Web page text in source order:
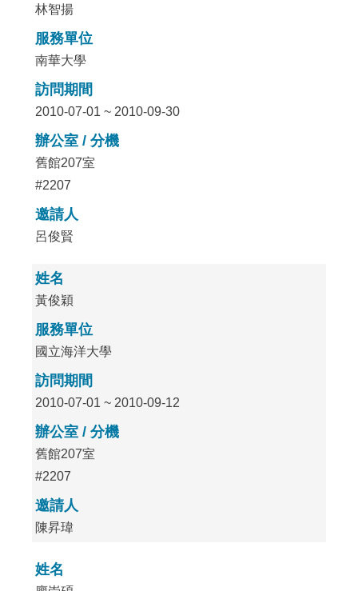
林智揚
服務單位
南華大學
訪問期間
2010-07-01 ~ 2010-09-30
辦公室 / 分機
舊館207室
#2207
邀請人
呂俊賢
姓名
黃俊穎
服務單位
國立海洋大學
訪問期間
2010-07-01 ~ 2010-09-12
辦公室 / 分機
舊館207室
#2207
邀請人
陳昇瑋
姓名